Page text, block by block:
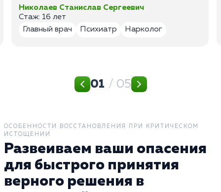
Николаев Станислав Сергеевич
Стаж: 16 лет
Главный врач
Психиатр Нарколог
01 / 05
ОСОБЕННОСТИ ВОССТАНОВЛЕНИЯ ПРИ КРИТИЧЕСКОМ
ИСТОЩЕНИИ
Развеиваем ваши опасения
для быстрого принятия
верного решения в